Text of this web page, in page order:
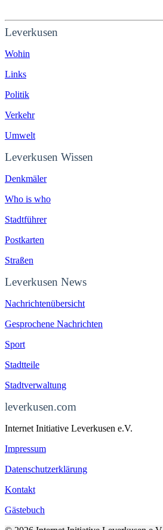
Leverkusen
Wohin
Links
Politik
Verkehr
Umwelt
Leverkusen Wissen
Denkmäler
Who is who
Stadtführer
Postkarten
Straßen
Leverkusen News
Nachrichtenübersicht
Gesprochene Nachrichten
Sport
Stadtteile
Stadtverwaltung
leverkusen.com
Internet Initiative Leverkusen e.V.
Impressum
Datenschutzerklärung
Kontakt
Gästebuch